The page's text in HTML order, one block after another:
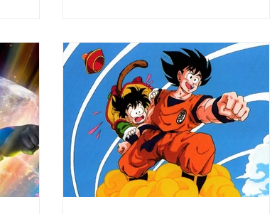
League,
grande
imigração japonesa no Brasil, iniciada em
1908, iniciou um fluxo de trabalhadores
que vieram aos milhares para trabalhar
na lavoura, em especial na de café. Todos
v